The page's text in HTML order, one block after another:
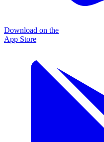
Download on the
App Store